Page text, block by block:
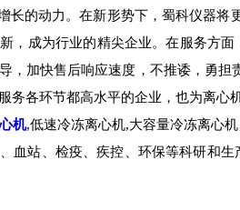
长的动力。在新形势下，蜀科仪器将
，成为行业的精尖企业。在服务方
，加快售后响应速度，不推诿，勇
务各环节都高水平的企业，也为离心
机,低速冷冻离心机,大容量冷冻离心
血站、检疫、疾控、环保等科研和